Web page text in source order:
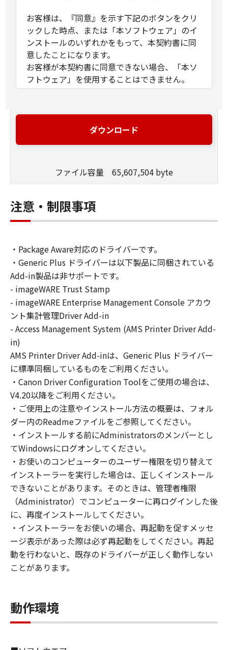
お客様は、『同意』を示す下記のボタンをクリ
ックした時点、または「本ソフトウェア」のイ
ンストールのいずれかをもって、本契約書に同
意したことになります。
お客様が本契約書に同意できない場合、「本ソ
フトウェア」を使用することはできません。
(1) キヤノンは、お客様が「キヤノン製品」を利
用する目的のために、「キヤノン製品」に直接
（本契約書においては、「本ソフトウェア」を
ること、またはコンピューターにおいて表示す
ること、アクセスすること、もしくは実行する
ことのいずれも含むものとします。）するため
お客様は、また「指定機器」にネットワークを
通じて接続されたコンピューター上で、かかる
コンピューターの使用者に対して「本ソフトウ
ェア」を使用させることができますが、かかる
コンピューターの使用者に本契約書上の義務お
よび条件を遵守させるとともに、その履行に関
し全責任を負うことを条件とします。
(2) お客様は、上記(1)に基づいて「本ソフトウ
「本ソフトウェア」を１部、複製することがで
きます。
(3) 上記(1)および(2)に定める場合を除き、キヤ
ノンまたはキヤノンのライセンサーのいかなる
知的財産権も、明示たると黙示たるとを問わ
ず、本契約書によってお客様に譲渡あるいは許
諾されるものではありません。
２．制限
(1) お客様は、再使用許諾、譲渡、販売、頒
布、リースもしくは貸与その他の方法により、
第三者に「本ソフトウェア」を使用させること
はできません。
(2) お客様は、「本ソフトウェア」の全部また
は一部を修正、改変、逆コンパイル、逆アセン
ブル、その他リバースエンジニアリング等する
ことはできません。また第三者にこのような行
為をさせてはなりません。
お客様は、「本ソフトウェア」に含まれるキヤ
ノンまたはキヤノンのライセンサーの著作権表
ダウンロード
ファイル容量 65,607,504 byte
注意・制限事項
・Package Aware対応のドライバーです。
・Generic Plus ドライバーは以下製品に同梱されている
Add-in製品は非サポートです。
- imageWARE Trust Stamp
- imageWARE Enterprise Management Console アカウ
ント集計管理Driver Add-in
- Access Management System (AMS Printer Driver Add-
in)
AMS Printer Driver Add-inは、Generic Plus ドライバー
に標準同梱しているものをご利用ください。
・Canon Driver Configuration Toolをご使用の場合は、
V4.20以降をご利用ください。
・ご使用上の注意やインストール方法の概要は、フォル
ダー内のReadmeファイルをご参照してください。
・インストールする前にAdministratorsのメンバーとし
てWindowsにログオンしてください。
・お使いのコンピューターのユーザー権限を切り替えて
インストーラーを実行した場合は、正しくインストール
できないことがあります。そのときは、管理者権限
（Administrator）でコンピューターに再ログインした後
に、再度インストールしてください。
・インストーラーをお使いの場合、再起動を促すメッセ
ージ表示があった際は必ず再起動をしてください。再起
動を行わないと、既存のドライバーが正しく動作しない
ことがあります。
動作環境